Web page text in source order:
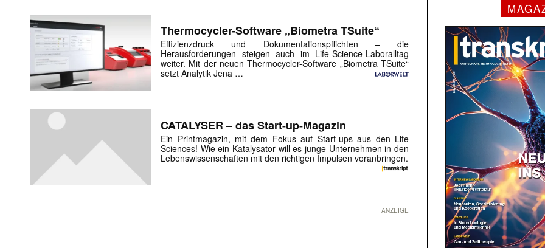
Thermocycler-Software „Biometra TSuite“
Effizienzdruck und Dokumentationspflichten – die
Herausforderungen steigen auch im Life-Science-Laboralltag
weiter. Mit der neuen Thermocycler-Software „Biometra TSuite“
setzt Analytik Jena …
CATALYSER – das Start-up-Magazin
Ein Printmagazin, mit dem Fokus auf Start-ups aus den Life
Sciences! Wie ein Katalysator will es junge Unternehmen in den
Lebenswissenschaften mit den richtigen Impulsen voranbringen.
ANZEIGE